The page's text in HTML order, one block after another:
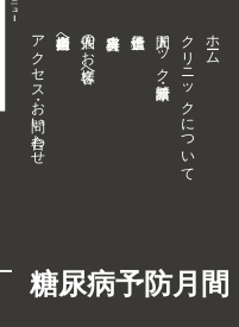
アクセス・お問い合わせ 企業内担当者様へ 個人のお客様へ 人間ドック・健康診断 クリニックについて ホーム
糖尿病予防月間